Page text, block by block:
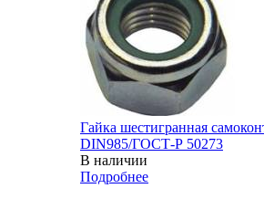
Гайка шестигранная
DIN985/ГОСТ-Р 50273
В наличии
Подробнее